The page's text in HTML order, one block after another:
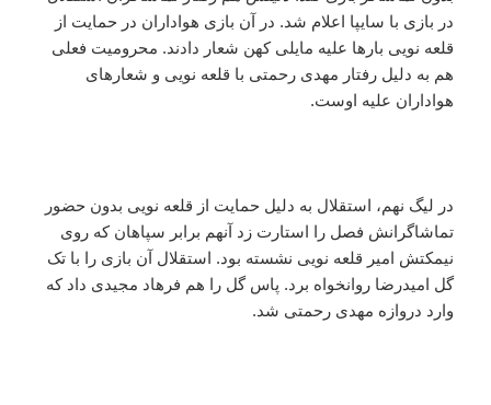
در بازی با سایپا اعلام شد. در آن بازی هواداران در حمایت از
قلعه نویی بارها علیه مایلی کهن شعار دادند. محرومیت فعلی
هم به دلیل رفتار مهدی رحمتی با قلعه نویی و شعارهای
هواداران علیه اوست.
در لیگ نهم، استقلال به دلیل حمایت از قلعه نویی بدون حضور
تماشاگرانش فصل را استارت زد آنهم برابر سپاهان که روی
نیمکتش امیر قلعه نویی نشسته بود. استقلال آن بازی را با تک
گل امیدرضا روانخواه برد. پاس گل را هم فرهاد مجیدی داد که
وارد دروازه مهدی رحمتی شد.